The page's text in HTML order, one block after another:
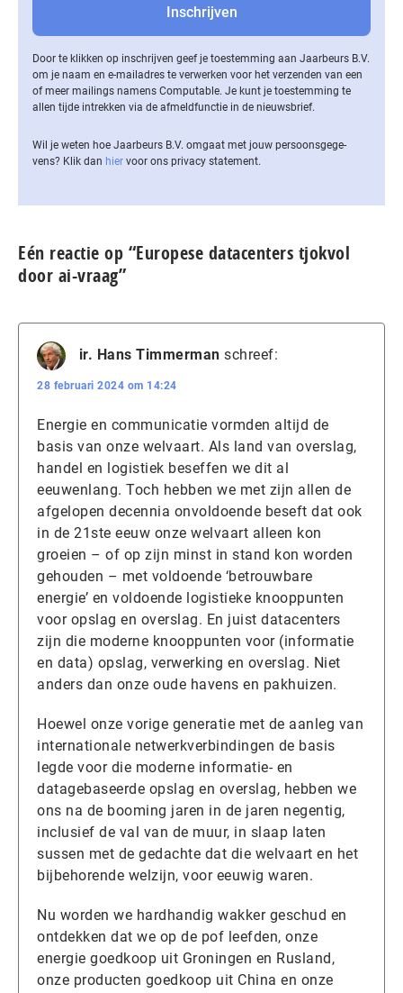
Door te klikken op inschrijven geef je toestemming aan Jaarbeurs B.V.
om je naam en e-mailadres te verwerken voor het verzenden van een
of meer mailings namens Computable. Je kunt je toestemming te
allen tijde intrekken via de af­meld­func­tie in de nieuwsbrief.
Wil je weten hoe Jaarbeurs B.V. omgaat met jouw per­soons­ge­ge­
vens? Klik dan hier voor ons privacy statement.
Eén reactie op “Europese datacenters tjokvol
door ai-vraag”
ir. Hans Timmerman schreef:
28 februari 2024 om 14:24
Energie en communicatie vormden altijd de
basis van onze welvaart. Als land van overslag,
handel en logistiek beseffen we dit al
eeuwenlang. Toch hebben we met zijn allen de
afgelopen decennia onvoldoende beseft dat ook
in de 21ste eeuw onze welvaart alleen kon
groeien – of op zijn minst in stand kon worden
gehouden – met voldoende ‘betrouwbare
energie’ en voldoende logistieke knooppunten
voor opslag en overslag. En juist datacenters
zijn die moderne knooppunten voor (informatie
en data) opslag, verwerking en overslag. Niet
anders dan onze oude havens en pakhuizen.
Hoewel onze vorige generatie met de aanleg van
internationale netwerkverbindingen de basis
legde voor die moderne informatie- en
datagebaseerde opslag en overslag, hebben we
ons na de booming jaren in de jaren negentig,
inclusief de val van de muur, in slaap laten
sussen met de gedachte dat die welvaart en het
bijbehorende welzijn, voor eeuwig waren.
Nu worden we hardhandig wakker geschud en
ontdekken dat we op de pof leefden, onze
energie goedkoop uit Groningen en Rusland,
onze producten goedkoop uit China en onze